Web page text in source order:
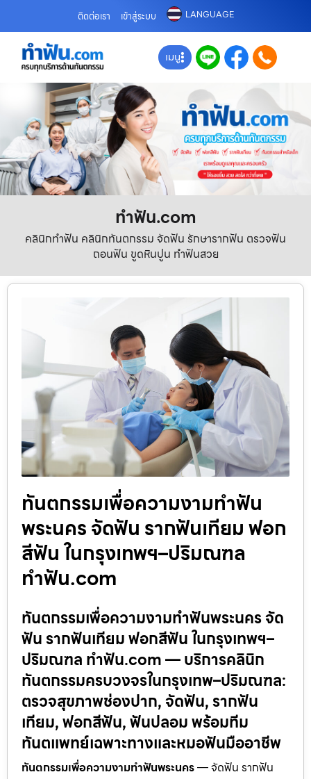
ติดต่อเรา เข้าสู่ระบบ LANGUAGE
เมนู
ทําฟัน.com
คลินิกทำฟัน คลินิกทันตกรรม จัดฟัน รักษารากฟัน ตรวจฟัน
ถอนฟัน ขูดหินปูน ทำฟันสวย
ทันตกรรมเพื่อความงามทำฟัน
พระนคร จัดฟัน รากฟันเทียม ฟอก
สีฟัน ในกรุงเทพฯ–ปริมณฑล
ทำฟัน.com
ทันตกรรมเพื่อความงามทำฟันพระนคร จัด
ฟัน รากฟันเทียม ฟอกสีฟัน ในกรุงเทพฯ–
ปริมณฑล ทำฟัน.com — บริการคลินิก
ทันตกรรมครบวงจรในกรุงเทพ–ปริมณฑล:
ตรวจสุขภาพช่องปาก, จัดฟัน, รากฟัน
เทียม, ฟอกสีฟัน, ฟันปลอม พร้อมทีม
ทันตแพทย์เฉพาะทางและหมอฟันมืออาชีพ
ทันตกรรมเพื่อความงามทำฟันพระนคร— จัดฟัน รากฟัน